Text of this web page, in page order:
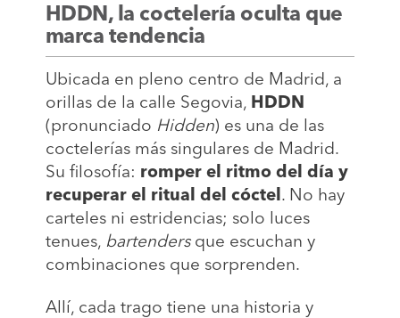
HDDN, la coctelería oculta que
marca tendencia
Ubicada en pleno centro de Madrid, a
orillas de la calle Segovia, HDDN
(pronunciado Hidden) es una de las
coctelerías más singulares de Madrid.
Su filosofía: romper el ritmo del día y
recuperar el ritual del cóctel. No hay
carteles ni estridencias; solo luces
tenues, bartenders que escuchan y
combinaciones que sorprenden.
Allí, cada trago tiene una historia y